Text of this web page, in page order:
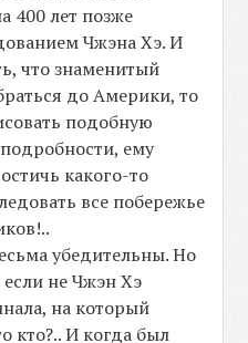
400 лет позже
Чжэна Хэ. И
что знаменитый
до Америки, то
подобную
ему
какого-то
все побережье
убедительны. Но
если не Чжэн Хэ
на который
кто?.. И когда был